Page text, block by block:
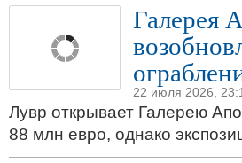
Галерея
22 июля 2026,
Лувр открывает Галерею
88 млн евро, однако